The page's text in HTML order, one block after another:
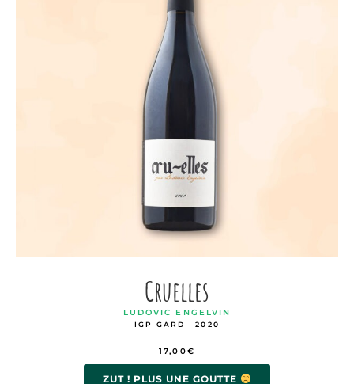
Cruelles
LUDOVIC ENGELVIN
IGP GARD - 2020
17,00€
ZUT ! PLUS UNE GOUTTE